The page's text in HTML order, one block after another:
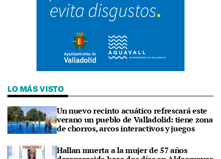
LO MÁS VISTO
Un nuevo recinto acuático refrescará este
verano un pueblo de Valladolid: tiene zona
de chorros, arcos interactivos y juegos
Hallan muerta a la mujer de 57 años